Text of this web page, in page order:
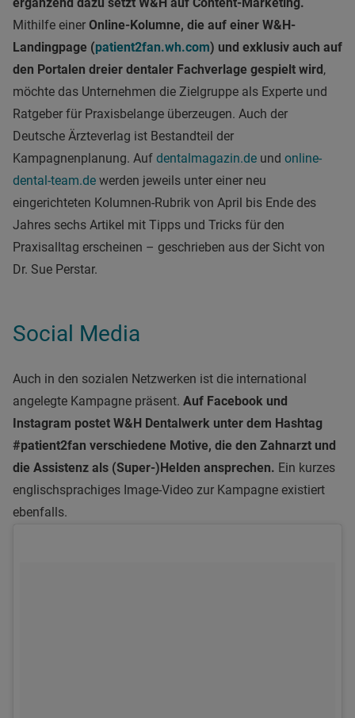
Mithilfe einer Online-Kolumne, die auf einer W&H-
Landingpage (patient2fan.wh.com) und exklusiv auch auf
den Portalen dreier dentaler Fachverlage gespielt wird,
möchte das Unternehmen die Zielgruppe als Experte und
Ratgeber für Praxisbelange überzeugen. Auch der
Deutsche Ärzteverlag ist Bestandteil der
Kampagnenplanung. Auf dentalmagazin.de und online-
dental-team.de werden jeweils unter einer neu
eingerichteten Kolumnen-Rubrik von April bis Ende des
Jahres sechs Artikel mit Tipps und Tricks für den
Praxisalltag erscheinen – geschrieben aus der Sicht von
Dr. Sue Perstar.
Social Media
Auch in den sozialen Netzwerken ist die international
angelegte Kampagne präsent. Auf Facebook und
Instagram postet W&H Dentalwerk unter dem Hashtag
#patient2fan verschiedene Motive, die den Zahnarzt und
die Assistenz als (Super-)Helden ansprechen. Ein kurzes
englischsprachiges Image-Video zur Kampagne existiert
ebenfalls.